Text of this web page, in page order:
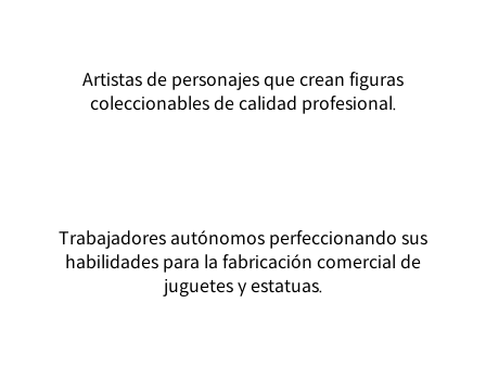
Artistas de personajes que crean figuras
coleccionables de calidad profesional.
Trabajadores autónomos perfeccionando sus
habilidades para la fabricación comercial de
juguetes y estatuas.